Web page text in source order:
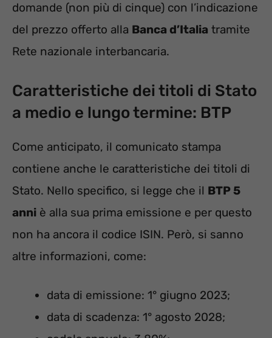
domande (non più di cinque) con l’indicazione
del prezzo offerto alla Banca d’Italia tramite
Rete nazionale interbancaria.
Caratteristiche dei titoli di Stato
a medio e lungo termine: BTP
Come anticipato, il comunicato stampa
contiene anche le caratteristiche dei titoli di
Stato. Nello specifico, si legge che il BTP 5
anni è alla sua prima emissione e per questo
non ha ancora il codice ISIN. Però, si sanno
altre informazioni, come:
data di emissione: 1° giugno 2023;
data di scadenza: 1° agosto 2028;